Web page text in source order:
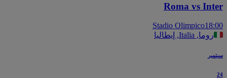
Roma vs
Stadio Olimpico
روما, Italia, إيطاليا